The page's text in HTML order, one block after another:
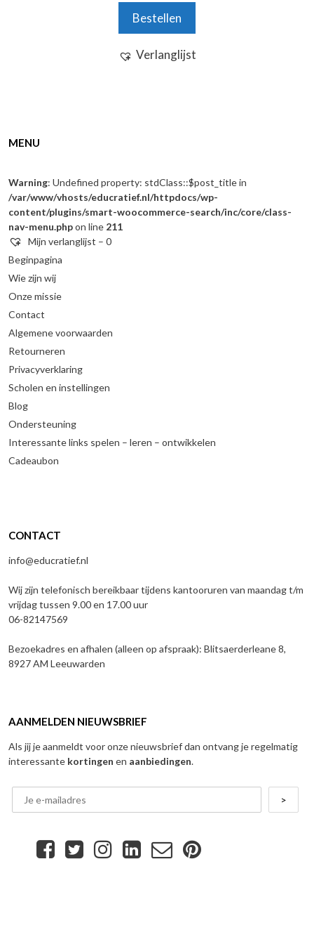
Bestellen
Verlanglijst
MENU
Warning: Undefined property: stdClass::$post_title in
/var/www/vhosts/educratief.nl/httpdocs/wp-
content/plugins/smart-woocommerce-search/inc/core/class-
nav-menu.phpon line 211
Mijn verlanglijst – 0
Beginpagina
Wie zijn wij
Onze missie
Contact
Algemene voorwaarden
Retourneren
Privacyverklaring
Scholen en instellingen
Blog
Ondersteuning
Interessante links spelen – leren – ontwikkelen
Cadeaubon
CONTACT
info@educratief.nl
Wij zijn telefonisch bereikbaar tijdens kantooruren van maandag t/m
vrijdag tussen 9.00 en 17.00 uur
06-82147569
Bezoekadres en afhalen (alleen op afspraak): Blitsaerderleane 8,
8927 AM Leeuwarden
AANMELDEN NIEUWSBRIEF
Als jij je aanmeldt voor onze nieuwsbrief dan ontvang je regelmatig
interessante kortingen en aanbiedingen.